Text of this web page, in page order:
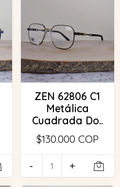
ZEN 62806 C1
Metálica
Cuadrada Do..
$130.000 COP
- +